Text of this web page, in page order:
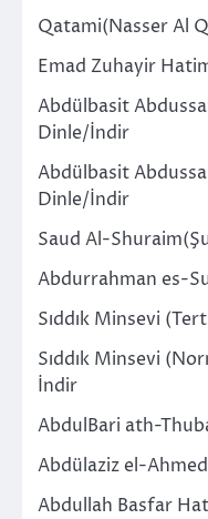
Qatami(Nasser Al
Emad Zuhayir
Abdülbasit
Dinle/İndir
Abdülbasit
Dinle/İndir
Saud Al-
Abdurrahman es-
Sıddık Minsevi
Sıddık Minsevi
İndir
AbdulBari ath-
Abdülaziz el-
Abdullah Basfar